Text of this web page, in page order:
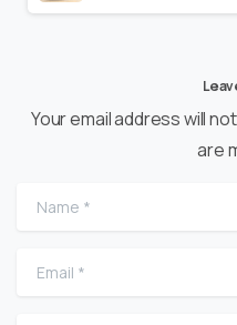
Your email address will
are
Name
Email